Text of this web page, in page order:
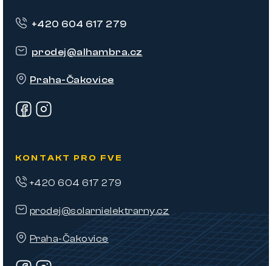
prodej@alhambra.cz
Praha-Čakovice
+420 604 617 279
KONTAKT PRO FVE
prodej@solarnielektrarny.cz
Praha-Čakovice
+420 604 617 279